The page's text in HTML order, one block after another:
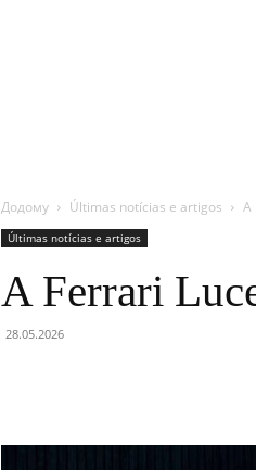
Додому Últimas notícias e artigos A
Últimas notícias e artigos
A Ferrari
28.05.2026